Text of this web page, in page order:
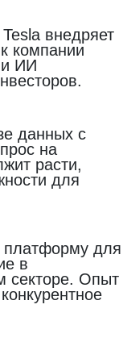
внедряет
компании
ИИ
данных с
на
расти,
для
платформу для
в
секторе. Опыт